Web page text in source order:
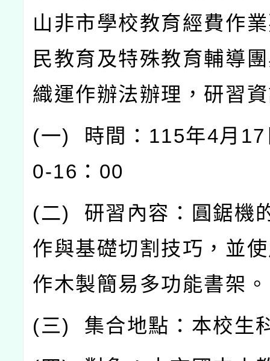
山非市學校教育經費作
民教育及特殊教育輔導
織運作辦法辦理，研習
(一) 時間： 115年4月 17
0-16 ： 00
(二) 研習內容：圓鋸機
作與基礎切割技巧，並
作木製簡易多功能書架。
(三) 集合地點：本校生